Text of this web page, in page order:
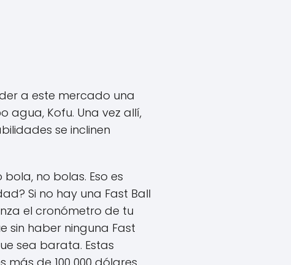
a este mercado una
agua, Kofu. Una vez allí,
se inclinen
no bolas. Eso es
Si no hay una Fast Ball
el cronómetro de tu
sin haber ninguna Fast
sea barata. Estas